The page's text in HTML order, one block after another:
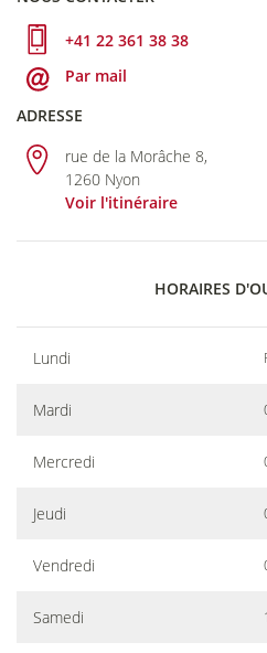
+41 22 361 38 38
Par mail
ADRESSE
rue de la Morâche 8,
1260 Nyon
Voir l'itinéraire
HORAIRES
Lundi
Mardi
Mercredi
Jeudi
Vendredi
Samedi